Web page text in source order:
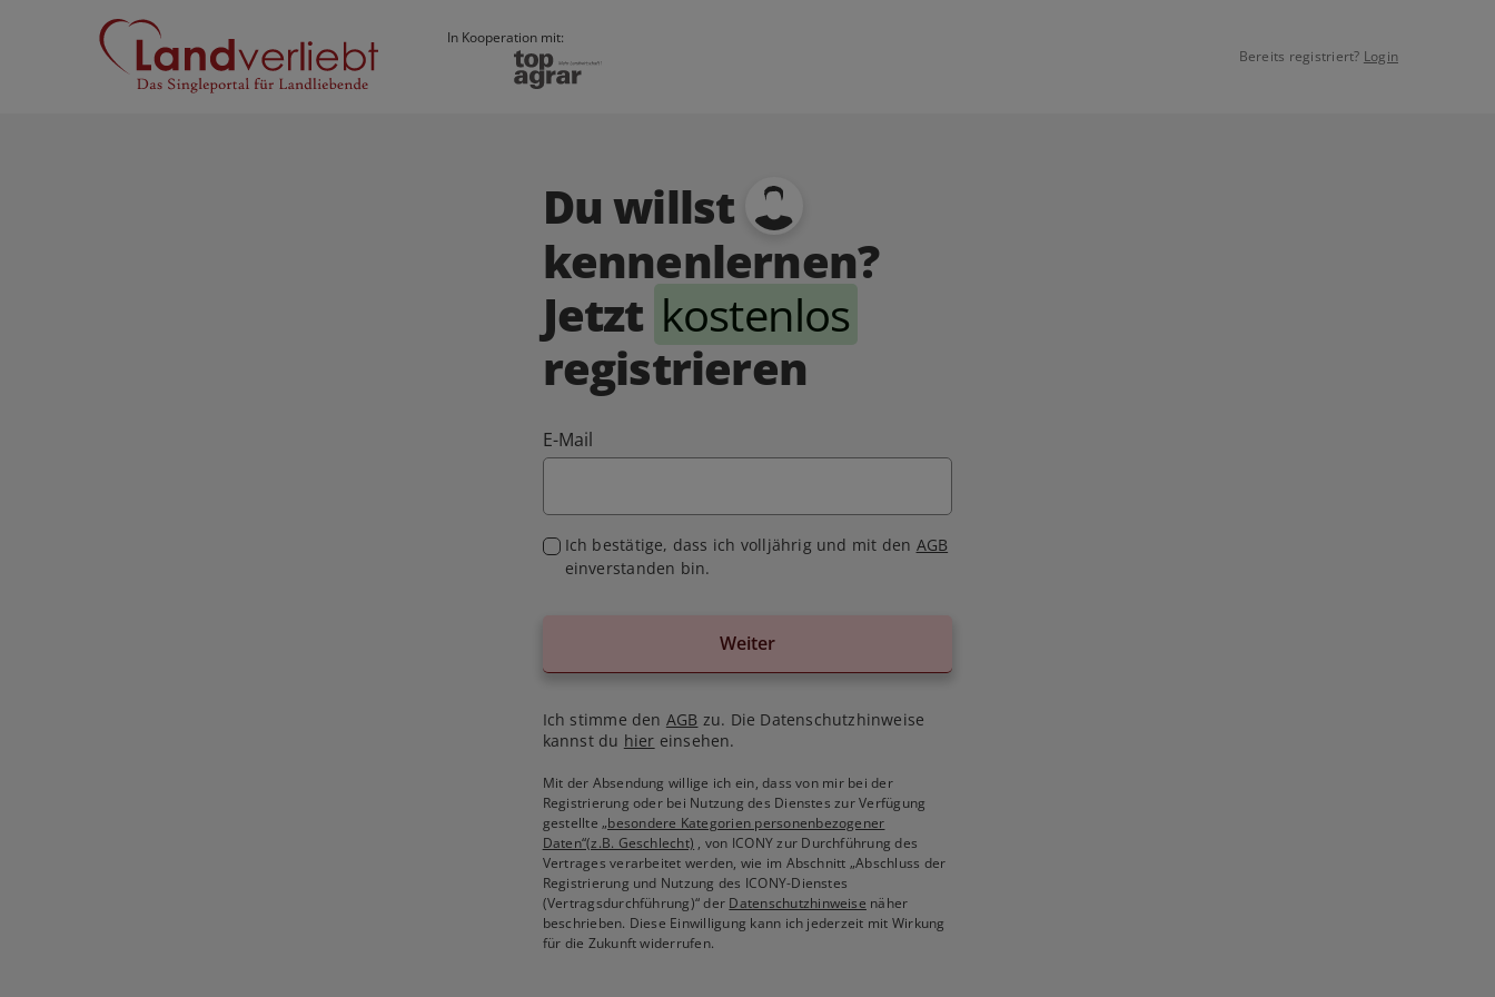
In Kooperation mit:
Bereits registriert? Login
Du willst
kennenlernen?
Jetzt kostenlos
registrieren
E-Mail
Ich bestätige, dass ich volljährig und mit den AGB
einverstanden bin.
Weiter
Ich stimme den AGB zu. Die Datenschutzhinweise
kannst du hier einsehen.
Mit der Absendung willige ich ein, dass von mir bei der
Registrierung oder bei Nutzung des Dienstes zur Verfügung
gestellte„besondere Kategorien personenbezogener
Daten“(z.B. Geschlecht) , von ICONY zur Durchführung des
Vertrages verarbeitet werden, wie im Abschnitt „Abschluss der
Registrierung und Nutzung des ICONY-Dienstes
(Vertragsdurchführung)“ der Datenschutzhinweise näher
beschrieben. Diese Einwilligung kann ich jederzeit mit Wirkung
für die Zukunft widerrufen.